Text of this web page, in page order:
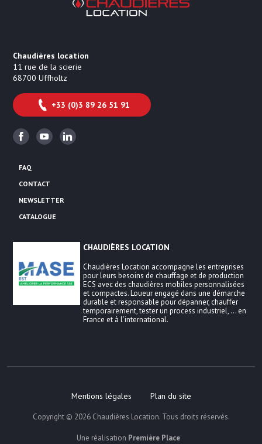
Chaudières location
11 rue de la scierie
68700 Uffholtz
+33 (0)3 89 26 51 91
FacebookYoutubeLinkedin
FAQ
CONTACT
NEWSLETTER
CATALOGUE
CHAUDIÈRES LOCATION
Chaudières Location accompagne les entreprises
pour leurs besoins de chauffage et de production
ECS avec des chaudières mobiles personnalisées
et compactes. Loueur engagé dans une démarche
durable et responsable pour dépanner, chauffer
temporairement, tester un process industriel, … en
France et à l’international.
Mentions légales Plan du site
Copyright © 2026 Chaudières Location. Tous droits réservés.
Une réalisation Première Place